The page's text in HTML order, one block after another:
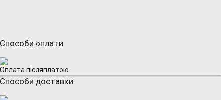
Способи оплати
Оплата післяплатою
Способи доставки